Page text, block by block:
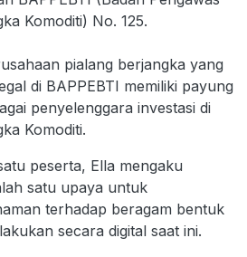
Komoditi) No. 125.
pialang berjangka yang
di BAPPEBTI memiliki payung
penyelenggara investasi di
Komoditi.
peserta, Ella mengaku
satu upaya untuk
terhadap beragam bentuk
secara digital saat ini.